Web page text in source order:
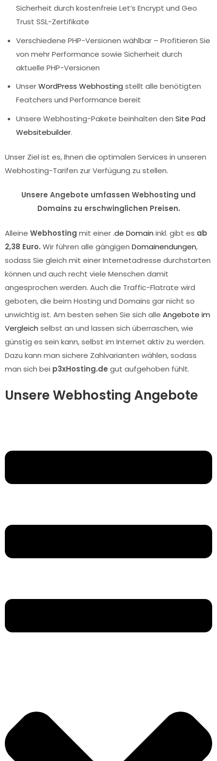
Sicherheit durch kostenfreie Let’s Encrypt und Geo
Trust SSL-Zertifikate
Verschiedene PHP-Versionen wählbar – Profitieren Sie
von mehr Performance sowie Sicherheit durch
aktuelle PHP-Versionen
UnserWordPress Webhosting stellt alle benötigten
Featchers und Performance bereit
Unsere Webhosting-Pakete beinhalten den Site Pad
Websitebuilder.
Unser Ziel ist es, Ihnen die optimalen Services in unseren
Webhosting-Tarifen zur Verfügung zu stellen.
Unsere Angebote umfassen Webhosting und
Domains zu erschwinglichen Preisen.
Alleine Webhosting mit einer.de Domain inkl. gibt es ab
2,38 Euro. Wir führen alle gängigen Domainendungen,
sodass Sie gleich mit einer Internetadresse durchstarten
können und auch recht viele Menschen damit
angesprochen werden. Auch die Traffic-Flatrate wird
geboten, die beim Hosting und Domains gar nicht so
unwichtig ist. Am besten sehen Sie sich alle Angebote im
Vergleich selbst an und lassen sich überraschen, wie
günstig es sein kann, selbst im Internet aktiv zu werden.
Dazu kann man sichere Zahlvarianten wählen, sodass
man sich bei p3xHosting.de gut aufgehoben fühlt.
Unsere Webhosting Angebote